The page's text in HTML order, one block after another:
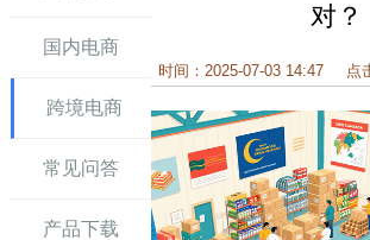
国内电商
跨境电商
常见问答
产品下载
对？
时间：2025-07-03 14:47 点